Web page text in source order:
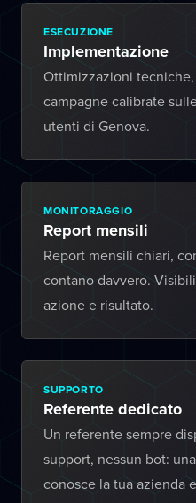
ESECUZIONE
Implementazione
Ottimizzazioni
campagne calibrate
utenti di Genova.
MONITORAGGIO
Report mensili
Report mensili chiari,
contano davvero.
azione e risultato.
SUPPORTO
Referente dedicato
Un referente sempre
support, nessun bot:
conosce la tua azienda